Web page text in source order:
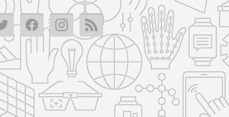
Priovr-
ganzkoerper-
tracking-
fuer-
Priovr-
ganzkoerper-
tracking-
fuer-
Priovr-
ganzkoerper-
tracking-
fuer-
Priovr-
ganzkoerper-
tracking-
fuer-